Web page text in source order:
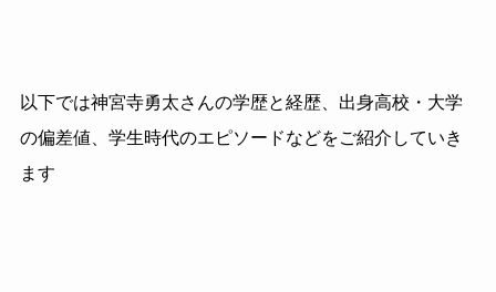
以下では神宮寺勇太さんの学歴と経歴、出身高校・大学
の偏差値、学生時代のエピソードなどをご紹介していき
ます